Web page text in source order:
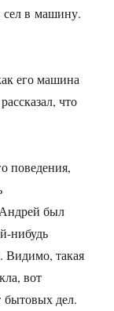
в машину.
его машина
что
поведения,
был
нибудь
Видимо, такая
вот
бытовых дел.